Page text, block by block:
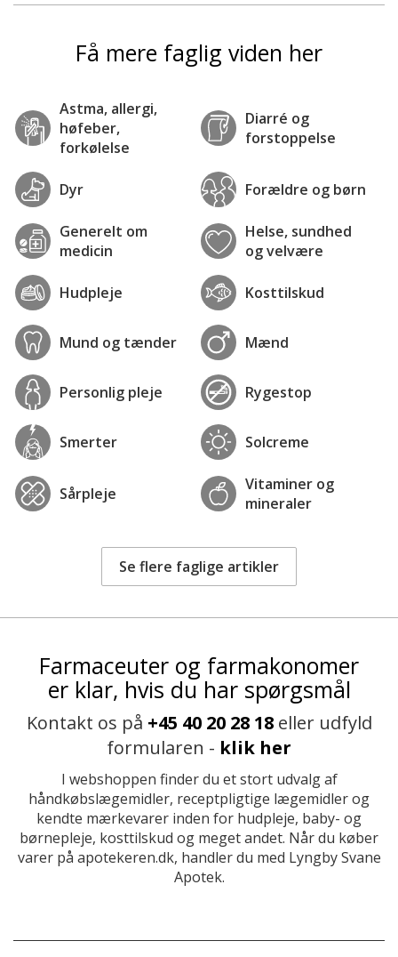
Få mere faglig viden her
Astma, allergi,
høfeber,
forkølelse
Diarré og
forstoppelse
Dyr Forældre og børn
Generelt om
medicin
Helse, sundhed
og velvære
Hudpleje Kosttilskud
Mund og tænder Mænd
Personlig pleje Rygestop
Smerter Solcreme
Sårpleje
Vitaminer og
mineraler
Se flere faglige artikler
Farmaceuter og farmakonomer
er klar, hvis du har spørgsmål
Kontakt os på +45 40 20 28 18eller udfyld
formularen - klik her
I webshoppen finder du et stort udvalg af
håndkøbslægemidler, receptpligtige lægemidler og
kendte mærkevarer inden for hudpleje, baby- og
børnepleje, kosttilskud og meget andet. Når du køber
varer på apotekeren.dk, handler du med Lyngby Svane
Apotek.